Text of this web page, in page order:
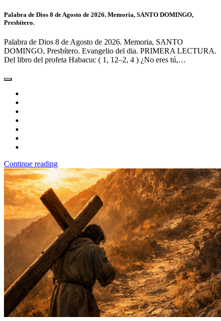
Palabra de Dios 8 de Agosto de 2026. Memoria, SANTO DOMINGO,
Presbítero.
Palabra de Dios 8 de Agosto de 2026. Memoria, SANTO
DOMINGO, Presbítero. Evangelio del dia. PRIMERA LECTURA.
Del libro del profeta Habacuc ( 1, 12–2, 4 ) ¿No eres tú,…
Continue reading